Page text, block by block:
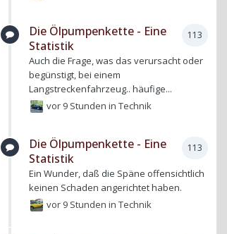
113
Die Ölpumpenkette - Eine
Statistik
Auch die Frage, was das verursacht oder
begünstigt, bei einem
Langstreckenfahrzeug.. häufige...
vor 9 Stunden inTechnik
113
Die Ölpumpenkette - Eine
Statistik
Ein Wunder, daß die Späne offensichtlich
keinen Schaden angerichtet haben.
vor 9 Stunden inTechnik